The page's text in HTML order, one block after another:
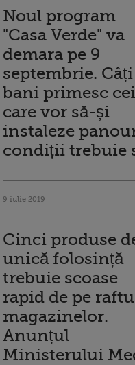
Noul program
"Casa Verde" va
demara pe 9
septembrie. Câți
bani primesc cei
care vor să-și
instaleze
condiții trebuie
9 iulie 2019
Cinci produse
unică folosință
trebuie scoase
rapid de pe
magazinelor.
Anunțul
Ministerului